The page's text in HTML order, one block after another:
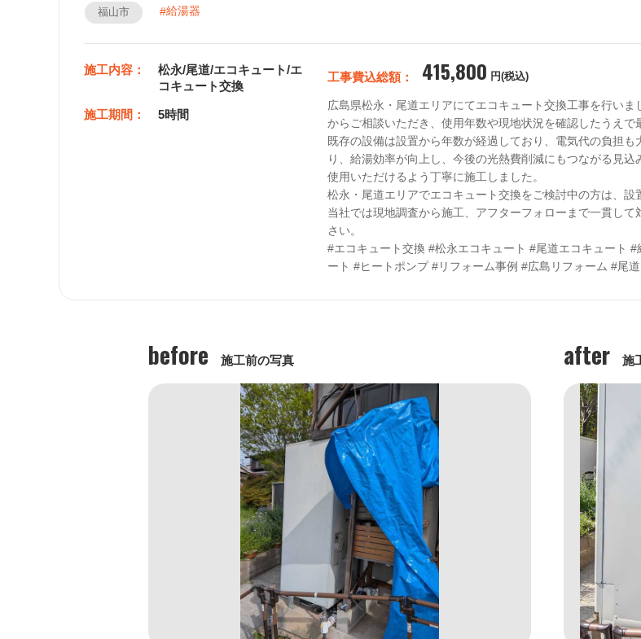
福山市 給湯器
施工内容：
松永/尾道/エコキュート/エ
コキュート交換
施工期間： 5時間
工事費込総額： 415,800 円(税込)
広島県松永・尾道エリアにてエコキュート交換工事を行い
からご相談いただき、使用年数や現地状況を確認したうえで
既存の設備は設置から年数が経過しており、電気代の負担
り、給湯効率が向上し、今後の光熱費削減にもつながる見
使用いただけるよう丁寧に施工しました。
松永・尾道エリアでエコキュート交換をご検討中の方は、
当社では現地調査から施工、アフターフォローまで一貫し
さい。
#エコキュート交換 #松永エコキュート #尾道エコキュート
ート #ヒートポンプ #リフォーム事例 #広島リフォーム #尾
before 施工前の写真 after 施